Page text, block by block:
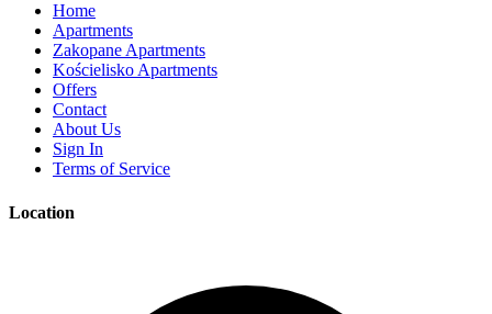
Home
Apartments
Zakopane Apartments
Kościelisko Apartments
Offers
Contact
About Us
Sign In
Terms of Service
Location